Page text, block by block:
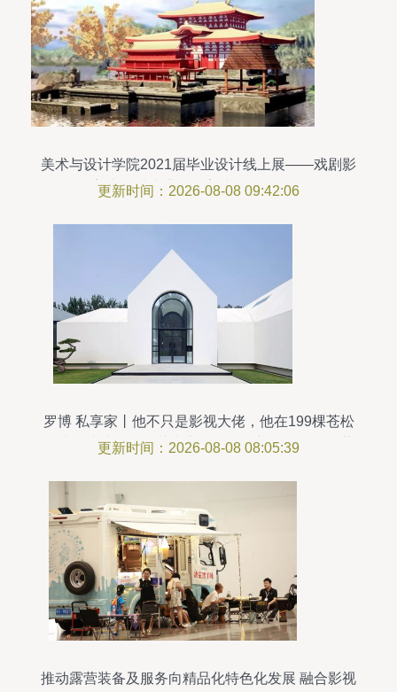
美术与设计学院2021届毕业设计线上展——戏剧影
视美术设计专业影视美术道具置景服务
更新时间：2026-08-08 09:42:06
罗博 私享家丨他不只是影视大佬，他在199棵苍松
掩映下建造了他的艺术帝国，他的新身份是资深藏
更新时间：2026-08-08 08:05:39
推动露营装备及服务向精品化特色化发展 融合影视